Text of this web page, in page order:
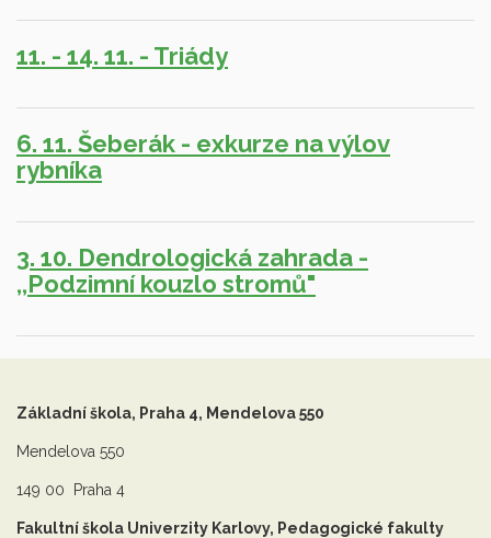
11. - 14. 11. - Triády
6. 11. Šeberák - exkurze na výlov
rybníka
3. 10. Dendrologická zahrada -
,,Podzimní kouzlo stromů"
Základní škola, Praha 4, Mendelova 550
Mendelova 550
149 00 Praha 4
Fakultní škola Univerzity Karlovy, Pedagogické fakulty